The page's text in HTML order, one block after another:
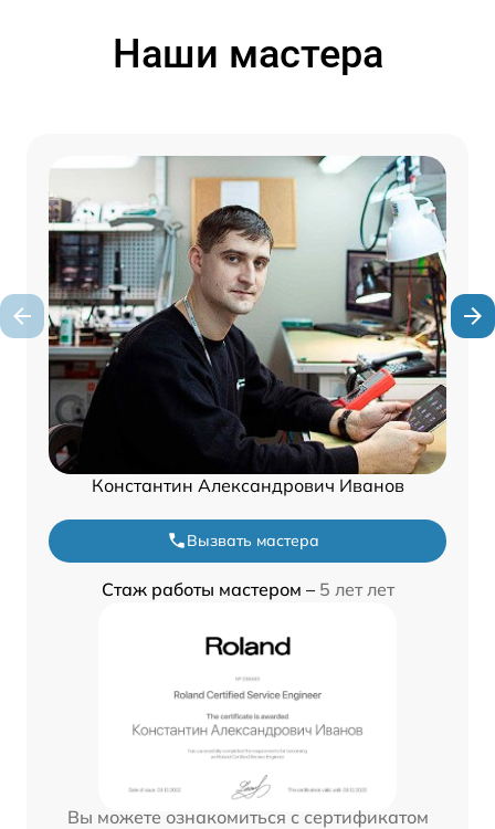
Наши мастера
Константин Александрович Иванов
Вызвать мастера
Стаж работы мастером – 5 лет лет
Вы можете ознакомиться с сертификатом